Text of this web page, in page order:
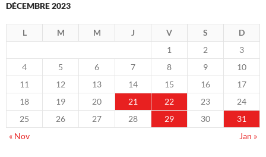
DÉCEMBRE 2023
L M M J V S
D
1
2
3
4
5 6 7 8 9
10
11
12 13 14 15 16
17
18
19 20 21 22 23
24
25
26 27 28 29 30
31
« Nov
Jan »